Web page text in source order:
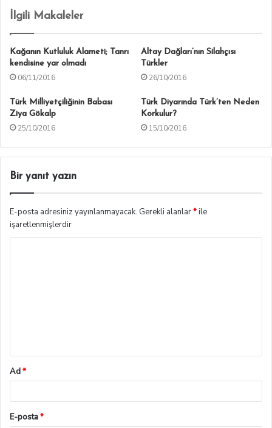
İlgili Makaleler
Kağanın Kutluluk Alameti; Tanrı
kendisine yar olmadı
06/11/2016
Altay Dağları’nın Silahçısı
Türkler
26/10/2016
Türk Milliyetçiliğinin Babası
Ziya Gökalp
25/10/2016
Türk Diyarında Türk’ten Neden
Korkulur?
15/10/2016
Bir yanıt yazın
E-posta adresiniz yayınlanmayacak. Gerekli alanlar*ile
işaretlenmişlerdir
Ad*
E-posta*